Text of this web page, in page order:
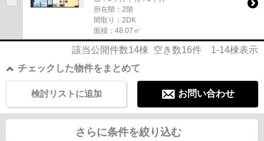
所在階：2階
間取り：2DK
面積：48.07㎡
該当公開件数14棟 空き数16件 1-14棟表示
チェックした物件をまとめて
お問い合わせ
検討リストに追加
さらに条件を絞り込む